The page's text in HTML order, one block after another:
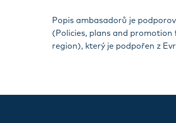
Popis ambasadorů je
(Policies, plans and
region), který je podpořen z